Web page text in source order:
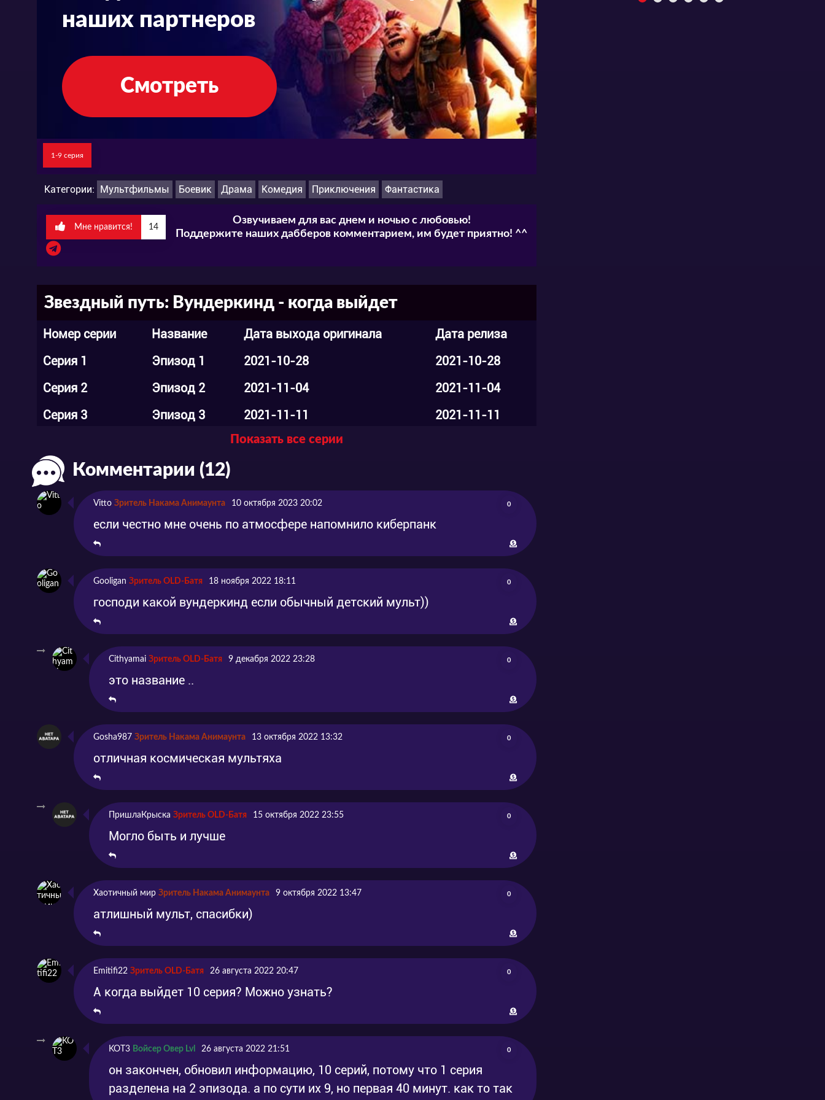
наших партнеров
Смотреть
1-9 серия
Категории: Мультфильмы Боевик Драма Комедия Приключения Фантастика
Мне нравится! 14
Озвучиваем для вас днем и ночью с любовью!
Поддержите наших дабберов комментарием, им будет приятно! ^^
Звездный путь: Вундеркинд - когда выйдет
Номер серии Название Дата выхода оригинала
Дата релиза
Серия 1
Эпизод 1 2021-10-28
2021-10-28
Серия 2
Эпизод 2 2021-11-04
2021-11-04
Серия 3
Эпизод 3 2021-11-11
2021-11-11
2021-11-18
Серия 5
Эпизод 5
Серия 6
Эпизод 6 2021-12-02
Серия 7
Эпизод 7 2021-12-09
2021-12-09
Серия 8
Серия 9
Эпизод 9 2021-12-23
Серия 10
Эпизод 10 2021-12-30
Показать все серии
Комментарии (12)
Vitto Зритель Накама Анимаунта 10 октября 2023 20:02 0
если честно мне очень по атмосфере напомнило киберпанк
Gooligan Зритель OLD-Батя 18 ноября 2022 18:11 0
господи какой вундеркинд если обычный детский мульт))
Cithyamai Зритель OLD-Батя 9 декабря 2022 23:28 0
это название ..
Gosha987 Зритель Накама Анимаунта 13 октября 2022 13:32 0
отличная космическая мультяха
ПришлаКрыска Зритель OLD-Батя 15 октября 2022 23:55 0
Могло быть и лучше
Хаотичный мир Зритель Накама Анимаунта 9 октября 2022 13:47 0
атлишный мульт, спасибки)
Emitifi22 Зритель OLD-Батя 26 августа 2022 20:47 0
А когда выйдет 10 серия? Можно узнать?
KOT3 Войсер Овер Lvl 26 августа 2022 21:51 0
он закончен, обновил информацию, 10 серий, потому что 1 серия
разделена на 2 эпизода. а по сути их 9, но первая 40 минут. как то так